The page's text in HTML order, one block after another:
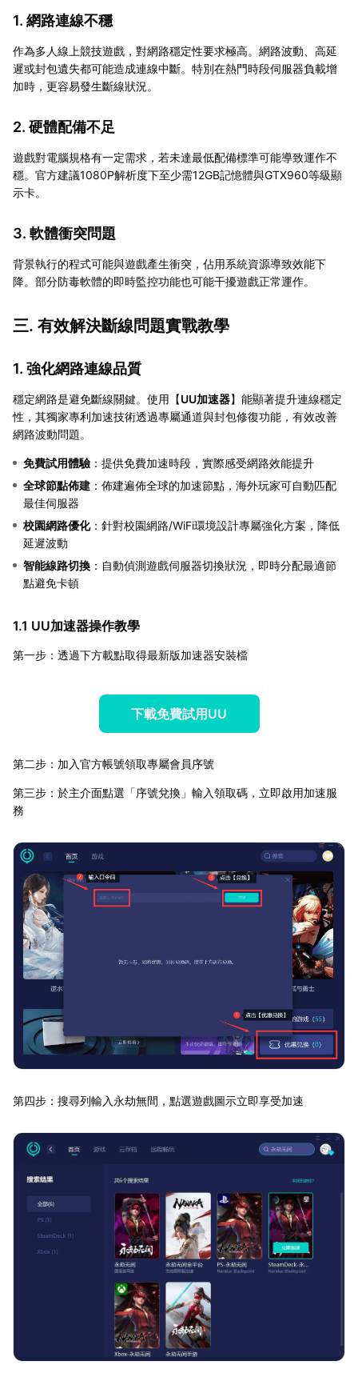
1. 網路連線不穩
作為多人線上競技遊戲，對網路穩定性要求極高。網路波動、高延
遲或封包遺失都可能造成連線中斷。特別在熱門時段伺服器負載增
加時，更容易發生斷線狀況。
2. 硬體配備不足
遊戲對電腦規格有一定需求，若未達最低配備標準可能導致運作不
穩。官方建議1080P解析度下至少需12GB記憶體與GTX960等級顯
示卡。
3. 軟體衝突問題
背景執行的程式可能與遊戲產生衝突，佔用系統資源導致效能下
降。部分防毒軟體的即時監控功能也可能干擾遊戲正常運作。
三. 有效解決斷線問題實戰教學
1. 強化網路連線品質
穩定網路是避免斷線關鍵。使用【UU加速器】能顯著提升連線穩定
性，其獨家專利加速技術透過專屬通道與封包修復功能，有效改善
網路波動問題。
免費試用體驗 ：提供免費加速時段，實際感受網路效能提升
全球節點佈建 ：佈建遍佈全球的加速節點，海外玩家可自動匹配
最佳伺服器
校園網路優化：針對校園網路/WiFi環境設計專屬強化方案，降低
延遲波動
智能線路切換 ：自動偵測遊戲伺服器切換狀況，即時分配最適節
點避免卡頓
1.1 UU加速器操作教學
第一步：透過下方載點取得最新版加速器安裝檔
下載免費試用UU
第二步：加入官方帳號領取專屬會員序號
第三步：於主介面點選「序號兌換」輸入領取碼，立即啟用加速服
務
第四步：搜尋列輸入永劫無間，點選遊戲圖示立即享受加速